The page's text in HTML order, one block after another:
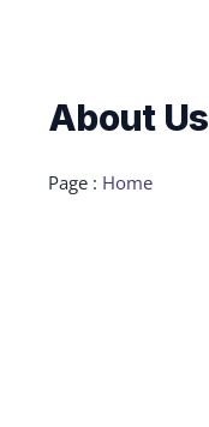
About Us
Page : Home